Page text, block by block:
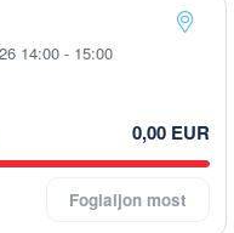
14:00 - 15:00
0,00 EUR
Foglaljon most